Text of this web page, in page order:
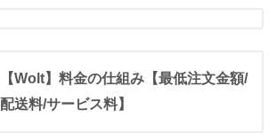
【Wolt】料金の仕組み【最低注文金額/
配送料/サービス料】